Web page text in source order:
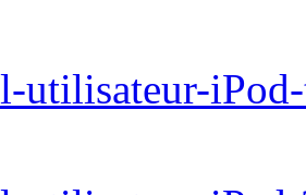
utilisateur-